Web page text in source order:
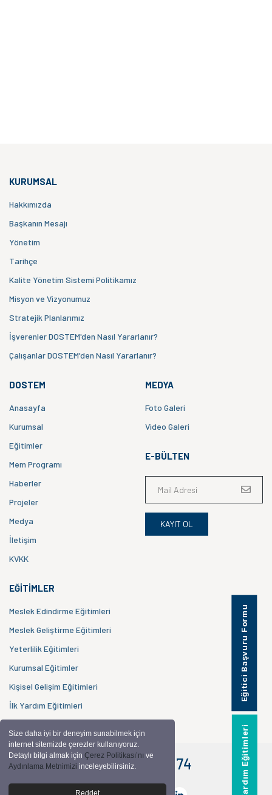
Size daha iyi bir deneyim sunabilmek için
internet sitemizde çerezler kullanıyoruz.
Detaylı bilgi almak içinÇerez Politikası’nı ve
Aydınlama Metnimizi inceleyebilirsiniz.
Reddet İlk Yardım Eğitimleri
Eğitici Başvuru Formu
KURUMSAL
Hakkımızda
Başkanın Mesajı
Yönetim
Tarihçe
Kalite Yönetim Sistemi Politikamız
Misyon ve Vizyonumuz
Stratejik Planlarımız
İşverenler DOSTEM'den Nasıl Yararlanır?
Çalışanlar DOSTEM'den Nasıl Yararlanır?
DOSTEM
Anasayfa
Kurumsal
Eğitimler
Mem Programı
Haberler
Projeler
Medya
İletişim
KVKK
MEDYA
Foto Galeri
Video Galeri
E-BÜLTEN
KAYIT OL
EĞITIMLER
Meslek Edindirme Eğitimleri
Meslek Geliştirme Eğitimleri
Yeterlilik Eğitimleri
Kurumsal Eğitimler
Kişisel Gelişim Eğitimleri
İlk Yardım Eğitimleri
Whatsapp Hattı +90 507 308 25 74